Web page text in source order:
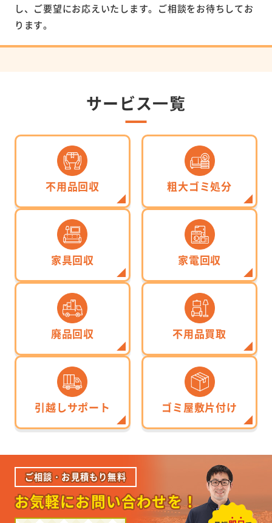
し、ご要望にお応えいたします。ご相談をお待ちしてお
ります。
サービス一覧
不用品回収 粗大ゴミ処分
家具回収 家電回収
廃品回収 不用品買取
引越しサポート ゴミ屋敷片付け
ご相談・お見積もり無料
お気軽にお問い合わせを！